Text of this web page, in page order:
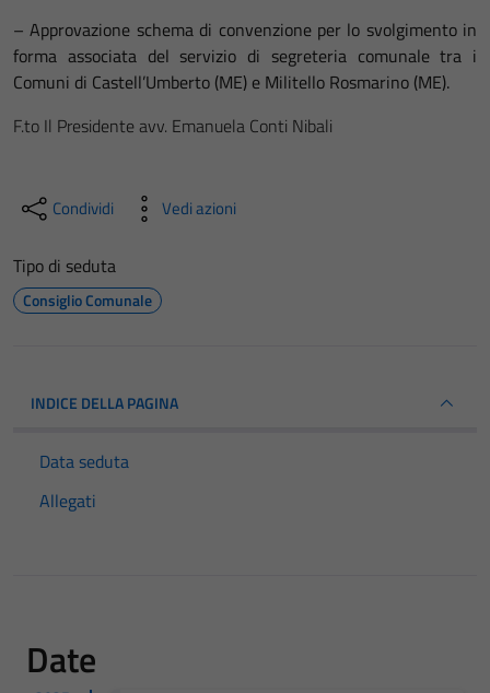
– Approvazione schema di convenzione per lo svolgimento in
forma associata del servizio di segreteria comunale tra i
Comuni di Castell’Umberto (ME) e Militello Rosmarino (ME).
F.to Il Presidente avv. Emanuela Conti Nibali
Condividi Vedi azioni
Tipo di seduta
Consiglio Comunale
INDICE DELLA PAGINA
Data seduta
Allegati
Date